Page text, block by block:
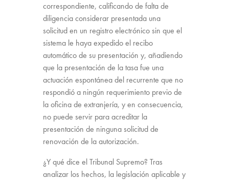
correspondiente, calificando de falta de
diligencia considerar presentada una
solicitud en un registro electrónico sin que el
sistema le haya expedido el recibo
automático de su presentación y, añadiendo
que la presentación de la tasa fue una
actuación espontánea del recurrente que no
respondió a ningún requerimiento previo de
la oficina de extranjería, y en consecuencia,
no puede servir para acreditar la
presentación de ninguna solicitud de
renovación de la autorización.
¿Y qué dice el Tribunal Supremo? Tras
analizar los hechos, la legislación aplicable y